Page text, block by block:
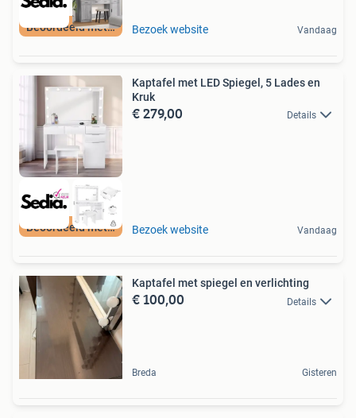
Beoordeeld met 9+ Bezoek website Vandaag
Beoordeeld met 9+
Kaptafel met LED Spiegel, 5 Lades en
Kruk
€ 279,00 Details
Bezoek website Vandaag
Kaptafel met spiegel en verlichting
€ 100,00 Details
Breda Gisteren